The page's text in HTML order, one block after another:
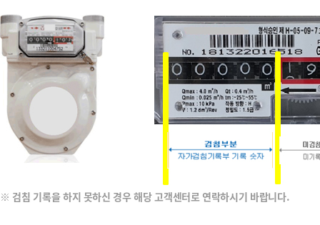
※ 검침 기록을 하지 못하신 경우 해당 고객센터로 연락하시기 바랍니다.